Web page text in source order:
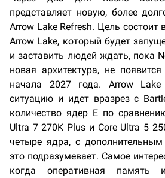
представляет новую, более
Arrow Lake Refresh. Цель состоит
Arrow Lake, который будет
и заставить людей ждать, пока
новая архитектура, не
начала 2027 года. Arrow
ситуацию и идет вразрез с
количество ядер E по
Ultra 7 270K Plus и Core Ultra 5
четыре ядра, с
это подразумевает. Самое
когда оперативная память